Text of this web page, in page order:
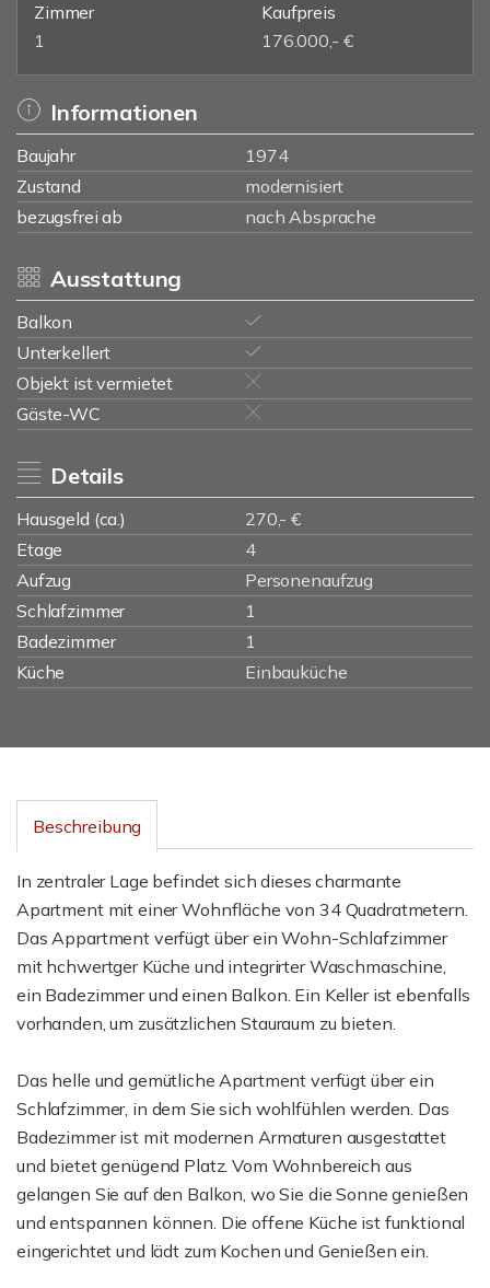
Zimmer
1
Kaufpreis
176.000,- €
Informationen
Baujahr
1974
Zustand
modernisiert
bezugsfrei ab
nach Absprache
Ausstattung
Balkon
Unterkellert
Objekt ist vermietet
Gäste-WC
Details
Hausgeld (ca.)
270,- €
Etage
4
Aufzug
Personenaufzug
Schlafzimmer
1
Badezimmer
1
Küche
Einbauküche
Beschreibung
In zentraler Lage befindet sich dieses charmante
Apartment mit einer Wohnfläche von 34 Quadratmetern.
Das Appartment verfügt über ein Wohn-Schlafzimmer
mit hchwertger Küche und integrirter Waschmaschine,
ein Badezimmer und einen Balkon. Ein Keller ist ebenfalls
vorhanden, um zusätzlichen Stauraum zu bieten.
Das helle und gemütliche Apartment verfügt über ein
Schlafzimmer, in dem Sie sich wohlfühlen werden. Das
Badezimmer ist mit modernen Armaturen ausgestattet
und bietet genügend Platz. Vom Wohnbereich aus
gelangen Sie auf den Balkon, wo Sie die Sonne genießen
und entspannen können. Die offene Küche ist funktional
eingerichtet und lädt zum Kochen und Genießen ein.